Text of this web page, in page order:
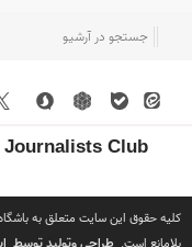
Journalists Club
کلیه حقوق این سایت متعلق به